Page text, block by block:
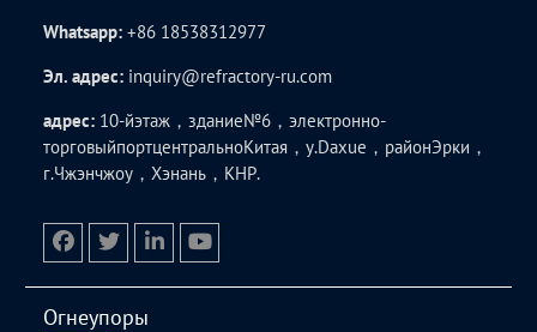
Whatsapp:+86 18538312977
Эл. адрес: inquiry@refractory-ru.com
адрес: 10-йэтаж，здание№6，электронно-
торговыйпортцентральноКитая，у.Daxue，районЭрки，
г.Чжэнчжоу，Хэнань，КНР.
Огнеупоры